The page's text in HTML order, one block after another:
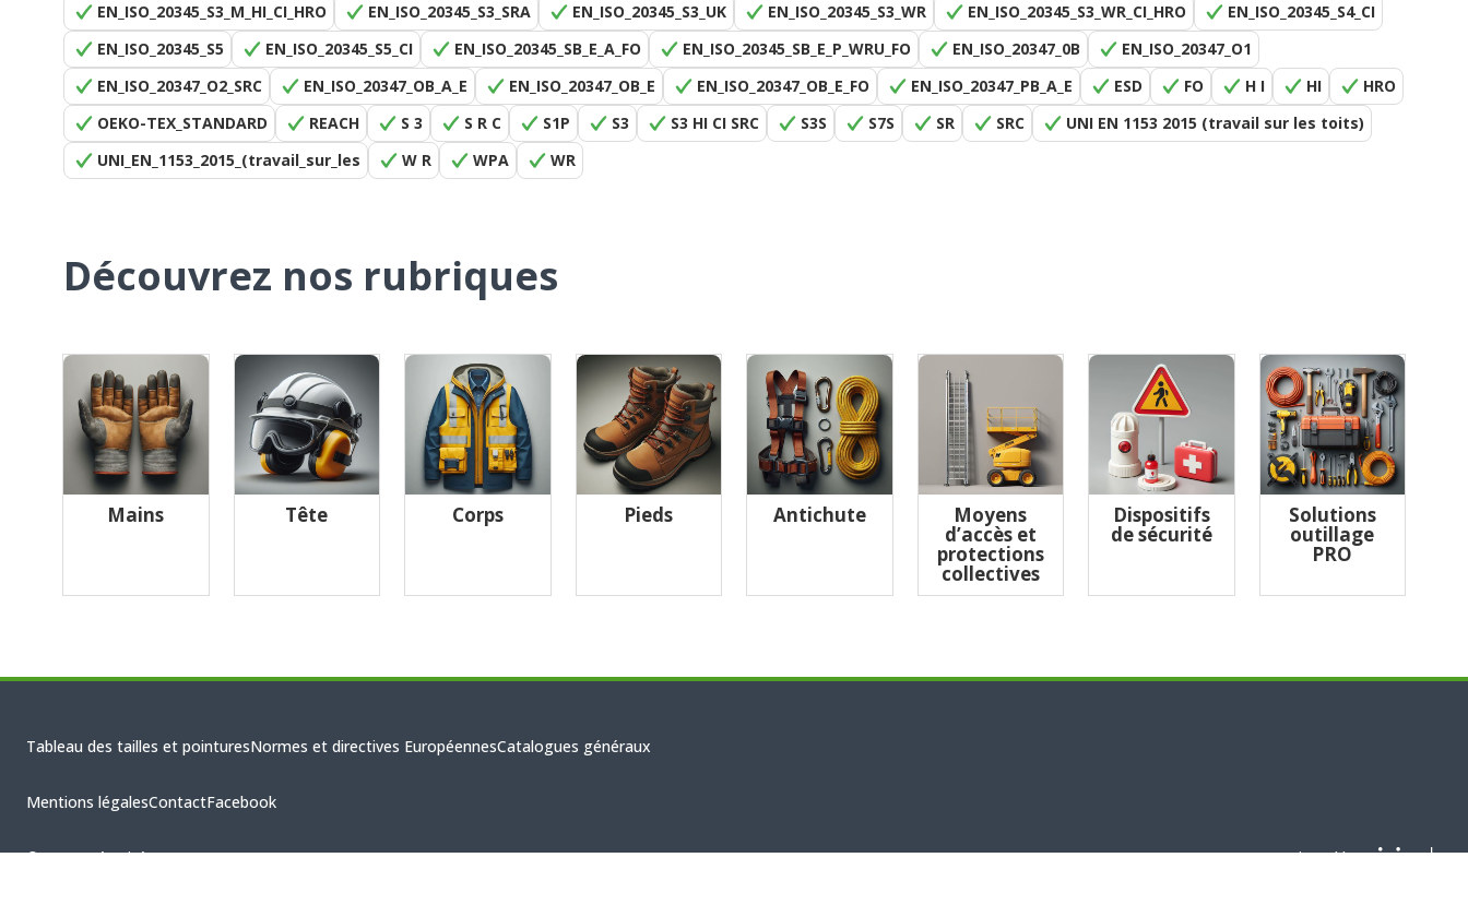
EN_ISO_20345_S3_M_HI_CI_HRO
EN_ISO_20345_S3_SRA EN_ISO_20345_S3_UK EN_ISO_20345_S3_WR EN_ISO_20345_S3_WR_CI_HRO
EN_ISO_20345_S4_CI
EN_ISO_20345_S5
EN_ISO_20345_S5_CI EN_ISO_20345_SB_E_A_FO EN_ISO_20345_SB_E_P_WRU_FO EN_ISO_20347_0B
EN_ISO_20347_O1
EN_ISO_20347_O2_SRC
EN_ISO_20347_OB_A_E EN_ISO_20347_OB_E EN_ISO_20347_OB_E_FO EN_ISO_20347_PB_A_E ESD FO H I HI
HRO
OEKO-TEX_STANDARD
REACH S 3 S R C S1P S3 S3 HI CI SRC S3S S7S SR SRC
UNI EN 1153 2015 (travail sur les toits)
UNI_EN_1153_2015_(travail_sur_les
W R WPA WR
Découvrez nos rubriques
Mains Tête Corps Pieds Antichute Moyens
d’accès et
protections
collectives
Dispositifs
de sécurité
Solutions
outillage
PRO
Tableau des tailles et pointuresNormes et directives EuropéennesCatalogues généraux
Mentions légalesContactFacebook
© CBHS Sécurité 2026 Designed by